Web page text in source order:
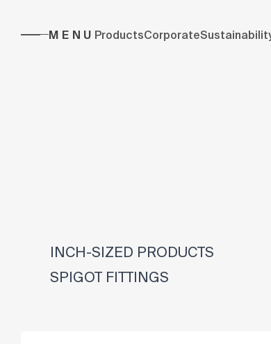
MENU ProductsCorporate
INCH-SIZED PRODUCTS
SPIGOT FITTINGS